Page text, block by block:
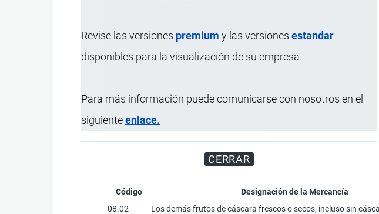
Revise las versiones premium y las versiones estandar
disponibles para la visualización de su empresa.
Para más información puede comunicarse con nosotros en el
siguienteenlace.
CERRAR
Disfrute de contenido sin anuncios y
Código Designación de la Mercancía
08.02
Los demás frutos de cáscara frescos o secos, incluso sin